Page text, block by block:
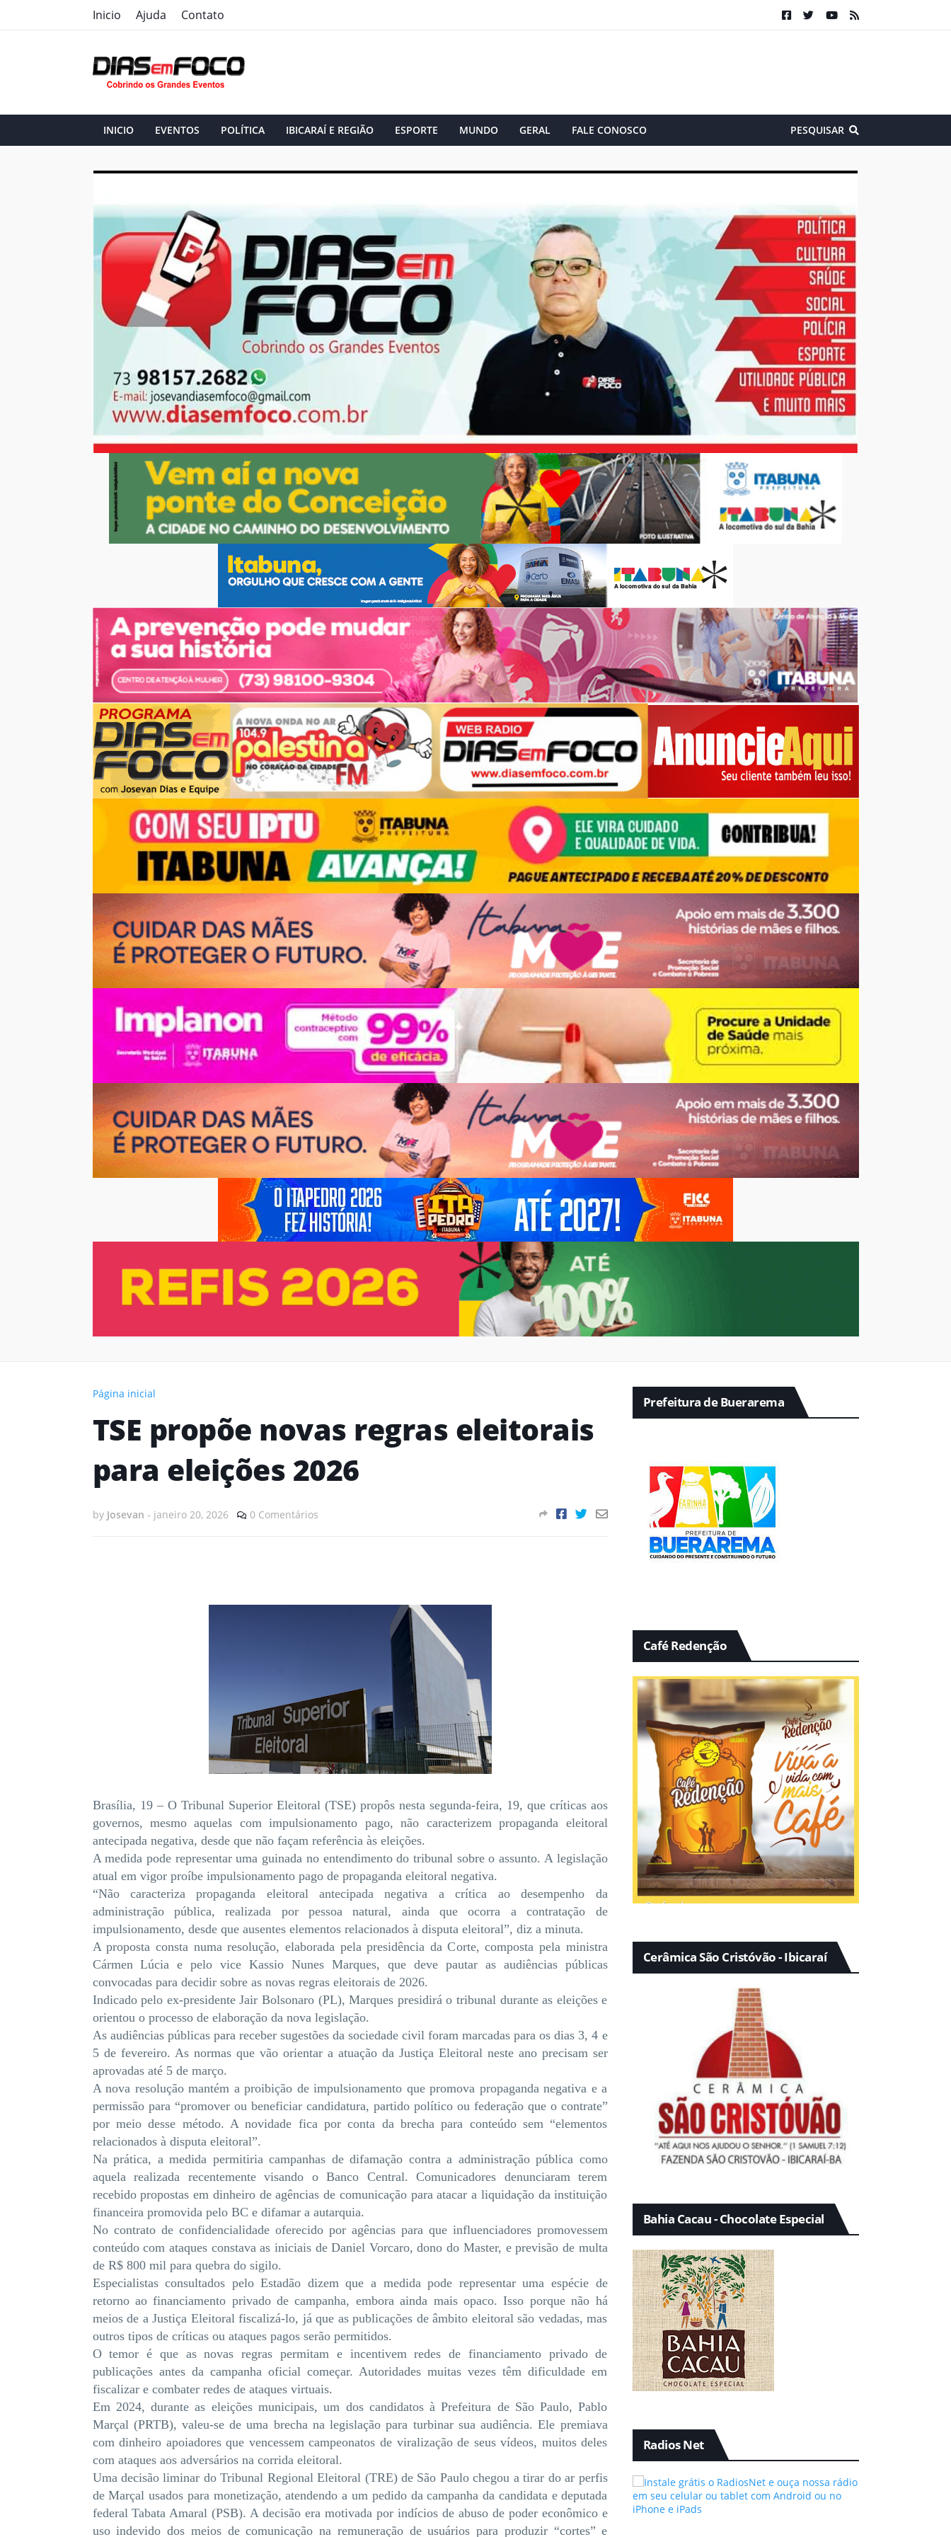
Inicio Ajuda Contato
INICIO EVENTOS POLÍTICA IBICARAÍ E REGIÃO ESPORTE MUNDO GERAL FALE CONOSCO PESQUISAR
Página inicial
TSE propõe novas regras eleitorais
para eleições 2026
by Josevan - janeiro 20, 2026 0 Comentários
Brasília, 19 – O Tribunal Superior Eleitoral (TSE) propôs nesta segunda-feira, 19, que críticas aos
governos, mesmo aquelas com impulsionamento pago, não caracterizem propaganda eleitoral
antecipada negativa, desde que não façam referência às eleições.
A medida pode representar uma guinada no entendimento do tribunal sobre o assunto. A legislação
atual em vigor proíbe impulsionamento pago de propaganda eleitoral negativa.
“Não caracteriza propaganda eleitoral antecipada negativa a crítica ao desempenho da
administração pública, realizada por pessoa natural, ainda que ocorra a contratação de
impulsionamento, desde que ausentes elementos relacionados à disputa eleitoral”, diz a minuta.
A proposta consta numa resolução, elaborada pela presidência da Corte, composta pela ministra
Cármen Lúcia e pelo vice Kassio Nunes Marques, que deve pautar as audiências públicas
convocadas para decidir sobre as novas regras eleitorais de 2026.
Indicado pelo ex-presidente Jair Bolsonaro (PL), Marques presidirá o tribunal durante as eleições e
orientou o processo de elaboração da nova legislação.
As audiências públicas para receber sugestões da sociedade civil foram marcadas para os dias 3, 4 e
5 de fevereiro. As normas que vão orientar a atuação da Justiça Eleitoral neste ano precisam ser
aprovadas até 5 de março.
A nova resolução mantém a proibição de impulsionamento que promova propaganda negativa e a
permissão para “promover ou beneficiar candidatura, partido político ou federação que o contrate”
por meio desse método. A novidade fica por conta da brecha para conteúdo sem “elementos
relacionados à disputa eleitoral”.
Na prática, a medida permitiria campanhas de difamação contra a administração pública como
aquela realizada recentemente visando o Banco Central. Comunicadores denunciaram terem
recebido propostas em dinheiro de agências de comunicação para atacar a liquidação da instituição
financeira promovida pelo BC e difamar a autarquia.
No contrato de confidencialidade oferecido por agências para que influenciadores promovessem
conteúdo com ataques constava as iniciais de Daniel Vorcaro, dono do Master, e previsão de multa
de R$ 800 mil para quebra do sigilo.
Especialistas consultados pelo Estadão dizem que a medida pode representar uma espécie de
retorno ao financiamento privado de campanha, embora ainda mais opaco. Isso porque não há
meios de a Justiça Eleitoral fiscalizá-lo, já que as publicações de âmbito eleitoral são vedadas, mas
outros tipos de críticas ou ataques pagos serão permitidos.
O temor é que as novas regras permitam e incentivem redes de financiamento privado de
publicações antes da campanha oficial começar. Autoridades muitas vezes têm dificuldade em
fiscalizar e combater redes de ataques virtuais.
Em 2024, durante as eleições municipais, um dos candidatos à Prefeitura de São Paulo, Pablo
Marçal (PRTB), valeu-se de uma brecha na legislação para turbinar sua audiência. Ele premiava
com dinheiro apoiadores que vencessem campeonatos de viralização de seus vídeos, muitos deles
com ataques aos adversários na corrida eleitoral.
Uma decisão liminar do Tribunal Regional Eleitoral (TRE) de São Paulo chegou a tirar do ar perfis
de Marçal usados para monetização, atendendo a um pedido da campanha da candidata e deputada
federal Tabata Amaral (PSB). A decisão era motivada por indícios de abuso de poder econômico e
uso indevido dos meios de comunicação na remuneração de usuários para produzir “cortes” e
Prefeitura de Buerarema
Café Redenção
Cerâmica São Cristóvão - Ibicaraí
Bahia Cacau - Chocolate Especial
Radios Net